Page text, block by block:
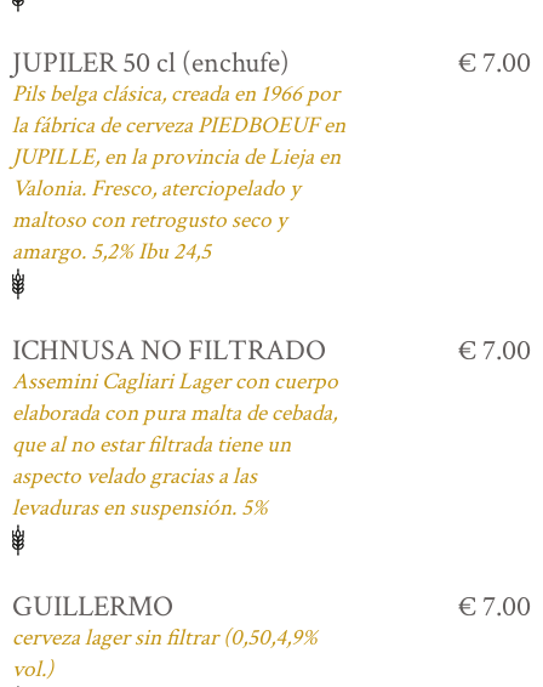
JUPILER 50 cl (enchufe)
Pils belga clásica, creada en 1966 por
la fábrica de cerveza PIEDBOEUF en
JUPILLE, en la provincia de Lieja en
Valonia. Fresco, aterciopelado y
maltoso con retrogusto seco y
amargo. 5,2% Ibu 24,5
€ 7.00
ICHNUSA NO FILTRADO
Assemini Cagliari Lager con cuerpo
elaborada con pura malta de cebada,
que al no estar filtrada tiene un
aspecto velado gracias a las
levaduras en suspensión. 5%
€ 7.00
GUILLERMO
cerveza lager sin filtrar (0,50,4,9%
vol.)
€ 7.00